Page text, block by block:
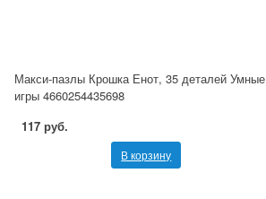
Макси-пазлы Крошка Енот, 35 деталей Умные
игры 4660254435698
117 руб.
В корзину